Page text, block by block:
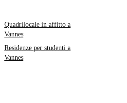
Quadrilocale in affitto a
Vannes
Residenze per studenti a
Vannes